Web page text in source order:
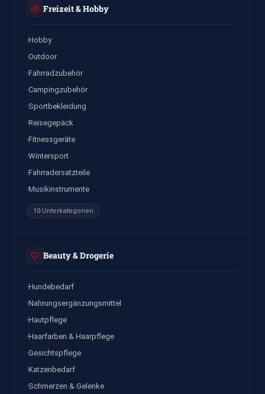
Freizeit & Hobby
Hobby
Outdoor
Fahrradzubehör
Campingzubehör
Sportbekleidung
Reisegepäck
Fitnessgeräte
Wintersport
Fahrradersatzteile
Musikinstrumente
10 Unterkategorien
Beauty & Drogerie
Hundebedarf
Nahrungsergänzungsmittel
Hautpflege
Haarfarben & Haarpflege
Gesichtspflege
Katzenbedarf
Schmerzen & Gelenke